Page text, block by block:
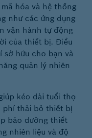
hóa và hệ thống
như các ứng dụng
vận hành tự động
của thiết bị. Điều
sở hữu cho bạn và
quản lý nhiên
kéo dài tuổi thọ
phí thải bỏ thiết bị
bảo dưỡng thiết
nhiên liệu và độ